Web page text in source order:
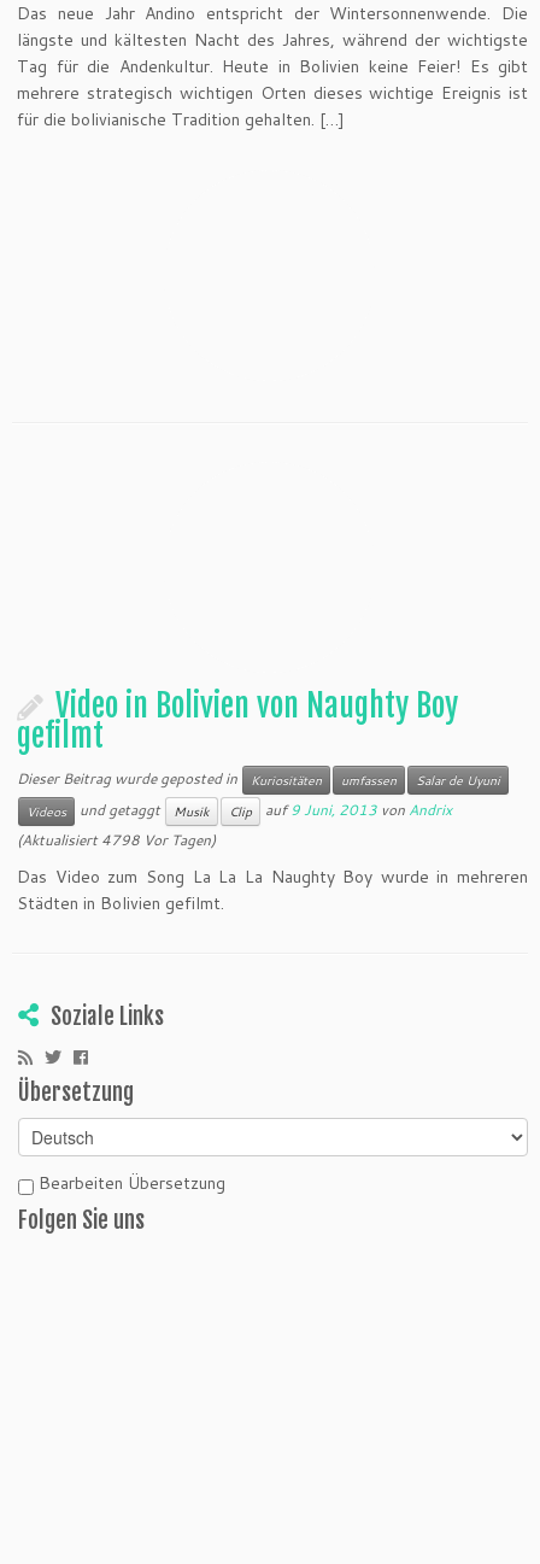
Das neue Jahr Andino entspricht der Wintersonnenwende. Die
längste und kältesten Nacht des Jahres, während der wichtigste
Tag für die Andenkultur. Heute in Bolivien keine Feier! Es gibt
mehrere strategisch wichtigen Orten dieses wichtige Ereignis ist
für die bolivianische Tradition gehalten. […]
Video in Bolivien von Naughty Boy
gefilmt
Dieser Beitrag wurde geposted in Kuriositäten umfassen
Salar de Uyuni
Videos
und getaggt Musik Clip auf9 Juni, 2013 von Andrix
(Aktualisiert 4798 Vor Tagen)
Das Video zum Song La La La Naughty Boy wurde in mehreren
Städten in Bolivien gefilmt.
Soziale Links
Übersetzung
Bearbeiten Übersetzung
Folgen Sie uns